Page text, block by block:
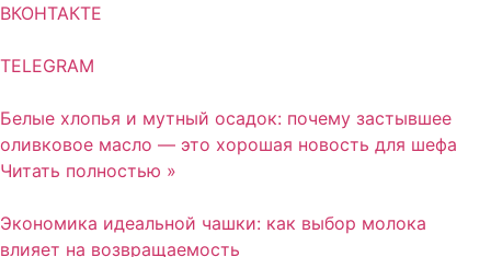
ВКОНТАКТЕ
TELEGRAM
Белые хлопья и мутный осадок: почему застывшее
оливковое масло — это хорошая новость для шефа
Читать полностью »
Экономика идеальной чашки: как выбор молока
влияет на возвращаемость